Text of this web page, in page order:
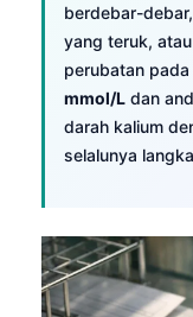
berdebar-
yang teruk,
perubatan
mmol/L dan
darah kalium
selalunya